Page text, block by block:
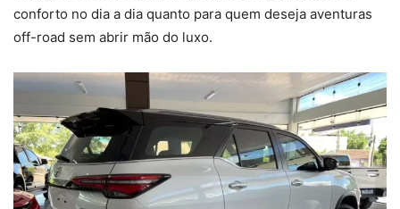
conforto no dia a dia quanto para quem deseja aventuras
off-road sem abrir mão do luxo.